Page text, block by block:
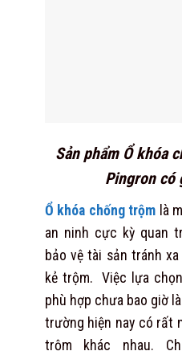
Sản phẩm Ổ khóa
Pingron có
Ổ khóa chống trộm là
an ninh cực kỳ quan
bảo vệ tài sản tránh
kẻ trộm. Việc lựa
phù hợp chưa bao giờ
trường hiện nay có rất
trộm khác nhau.